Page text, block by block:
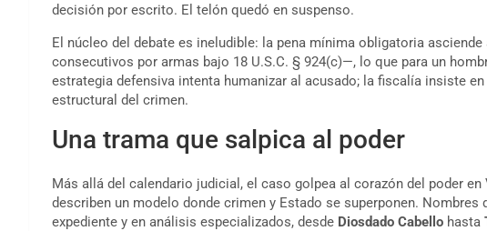
decisión por escrito. El telón quedó en suspenso.
El núcleo del debate es ineludible: la pena mínima obligatoria
consecutivos por armas bajo 18 U.S.C. § 924(c)—, lo que para un
estrategia defensiva intenta humanizar al acusado; la fiscalía insiste
estructural del crimen.
Una trama que salpica al poder
Más allá del calendario judicial, el caso golpea al corazón del poder
describen un modelo donde crimen y Estado se superponen. Nombres
expediente y en análisis especializados, desde Diosdado Cabello hasta